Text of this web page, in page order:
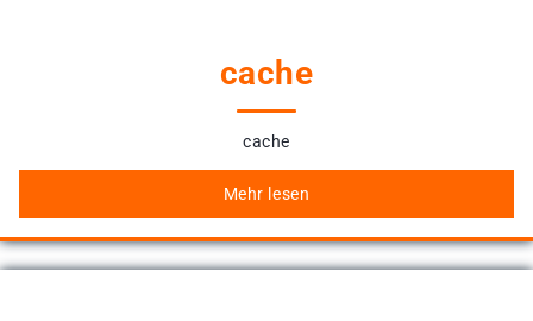
cache
cache
Mehr lesen